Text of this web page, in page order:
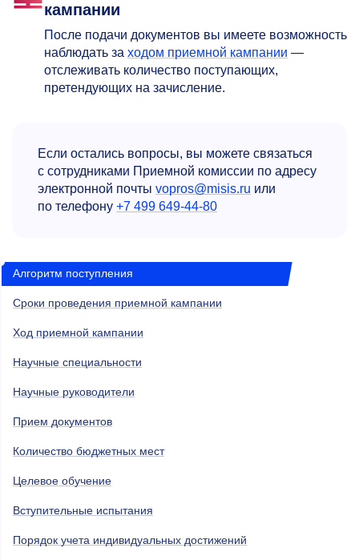
кампании
После подачи документов вы имеете возможность
наблюдать за ходом приемной кампании —
отслеживать количество поступающих,
претендующих на зачисление.
Если остались вопросы, вы можете связаться
с сотрудниками Приемной комиссии по адресу
электронной почты vopros@misis.ru или
по телефону +7 499 649-44-80
Алгоритм поступления
Сроки проведения приемной кампании
Ход приемной кампании
Научные специальности
Научные руководители
Прием документов
Количество бюджетных мест
Целевое обучение
Вступительные испытания
Порядок учета индивидуальных достижений